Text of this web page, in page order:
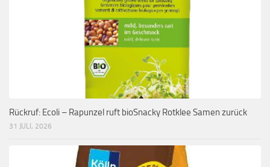
Rückruf: Ecoli – Rapunzel ruft bioSnacky Rotklee Samen zurück
31 JULI, 2026